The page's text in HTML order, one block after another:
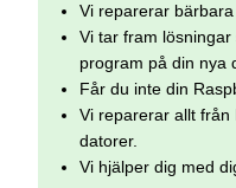
Vi reparerar
Vi tar fram
program på din nya
Får du inte din
Vi reparerar allt från
datorer.
Vi hjälper dig med